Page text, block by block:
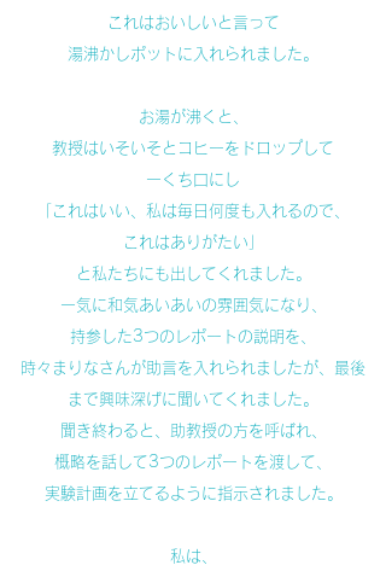
これはおいしいと言って
湯沸かしポットに入れられました。
お湯が沸くと、
教授はいそいそとコヒーをドロップして
一くち口にし
「これはいい、私は毎日何度も入れるので、
これはありがたい」
と私たちにも出してくれました。
一気に和気あいあいの雰囲気になり、
持参した3つのレポートの説明を、
時々まりなさんが助言を入れられましたが、最後
まで興味深げに聞いてくれました。
聞き終わると、助教授の方を呼ばれ、
概略を話して3つのレポートを渡して、
実験計画を立てるように指示されました。
私は、